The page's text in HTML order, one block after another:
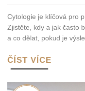
Cytologie je klíčová pro
Zjistěte, kdy a jak často
a co dělat, pokud je
ČÍST VÍCE